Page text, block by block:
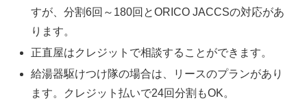
すが、分割6回～180回とORICO JACCSの対応があ
ります。
正直屋はクレジットで相談することができます。
給湯器駆けつけ隊の場合は、リースのプランがあり
ます。クレジット払いで24回分割もOK。